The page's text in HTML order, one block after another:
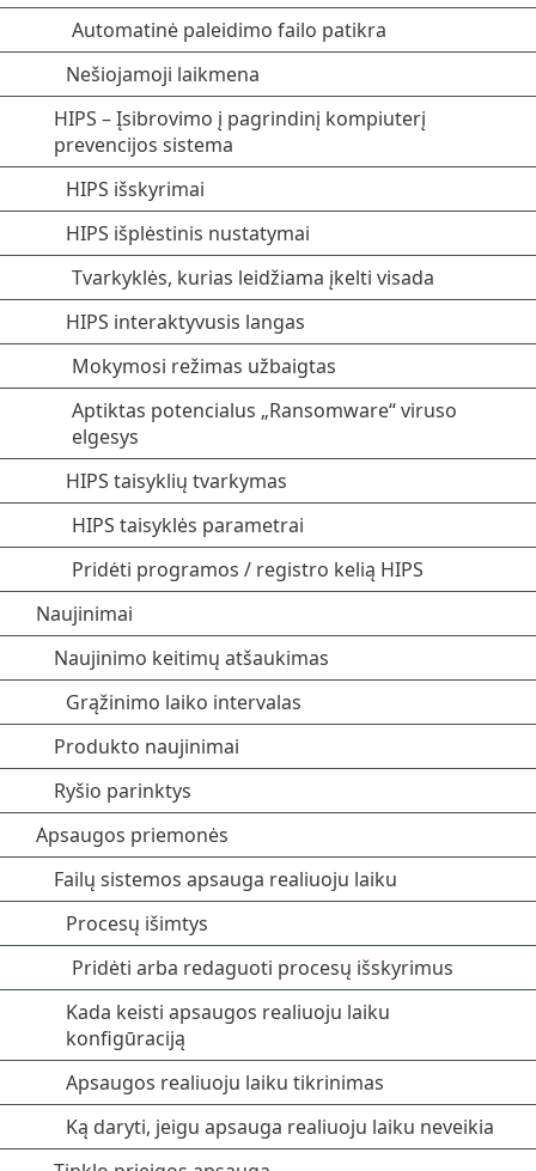
Automatinė paleidimo failo patikra
Nešiojamoji laikmena
HIPS – Įsibrovimo į pagrindinį kompiuterį
prevencijos sistema
HIPS išskyrimai
HIPS išplėstinis nustatymai
Tvarkyklės, kurias leidžiama įkelti visada
HIPS interaktyvusis langas
Mokymosi režimas užbaigtas
Aptiktas potencialus „Ransomware“ viruso
elgesys
HIPS taisyklių tvarkymas
HIPS taisyklės parametrai
Pridėti programos / registro kelią HIPS
Naujinimai
Naujinimo keitimų atšaukimas
Grąžinimo laiko intervalas
Produkto naujinimai
Ryšio parinktys
Apsaugos priemonės
Failų sistemos apsauga realiuoju laiku
Procesų išimtys
Pridėti arba redaguoti procesų išskyrimus
Kada keisti apsaugos realiuoju laiku
konfigūraciją
Apsaugos realiuoju laiku tikrinimas
Ką daryti, jeigu apsauga realiuoju laiku neveikia